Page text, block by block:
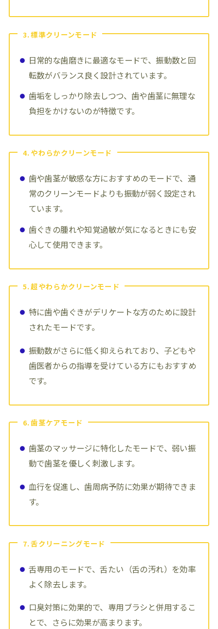
3. 標準クリーンモード
日常的な歯磨きに最適なモードで、振動数と回
転数がバランス良く設計されています。
歯垢をしっかり除去しつつ、歯や歯茎に無理な
負担をかけないのが特徴です。
4. やわらかクリーンモード
歯や歯茎が敏感な方におすすめのモードで、通
常のクリーンモードよりも振動が弱く設定され
ています。
歯ぐきの腫れや知覚過敏が気になるときにも安
心して使用できます。
5. 超やわらかクリーンモード
特に歯や歯ぐきがデリケートな方のために設計
されたモードです。
振動数がさらに低く抑えられており、子どもや
歯医者からの指導を受けている方にもおすすめ
です。
6. 歯茎ケアモード
歯茎のマッサージに特化したモードで、弱い振
動で歯茎を優しく刺激します。
血行を促進し、歯周病予防に効果が期待できま
す。
7. 舌クリーニングモード
舌専用のモードで、舌たい（舌の汚れ）を効率
よく除去します。
口臭対策に効果的で、専用ブラシと併用するこ
とで、さらに効果が高まります。